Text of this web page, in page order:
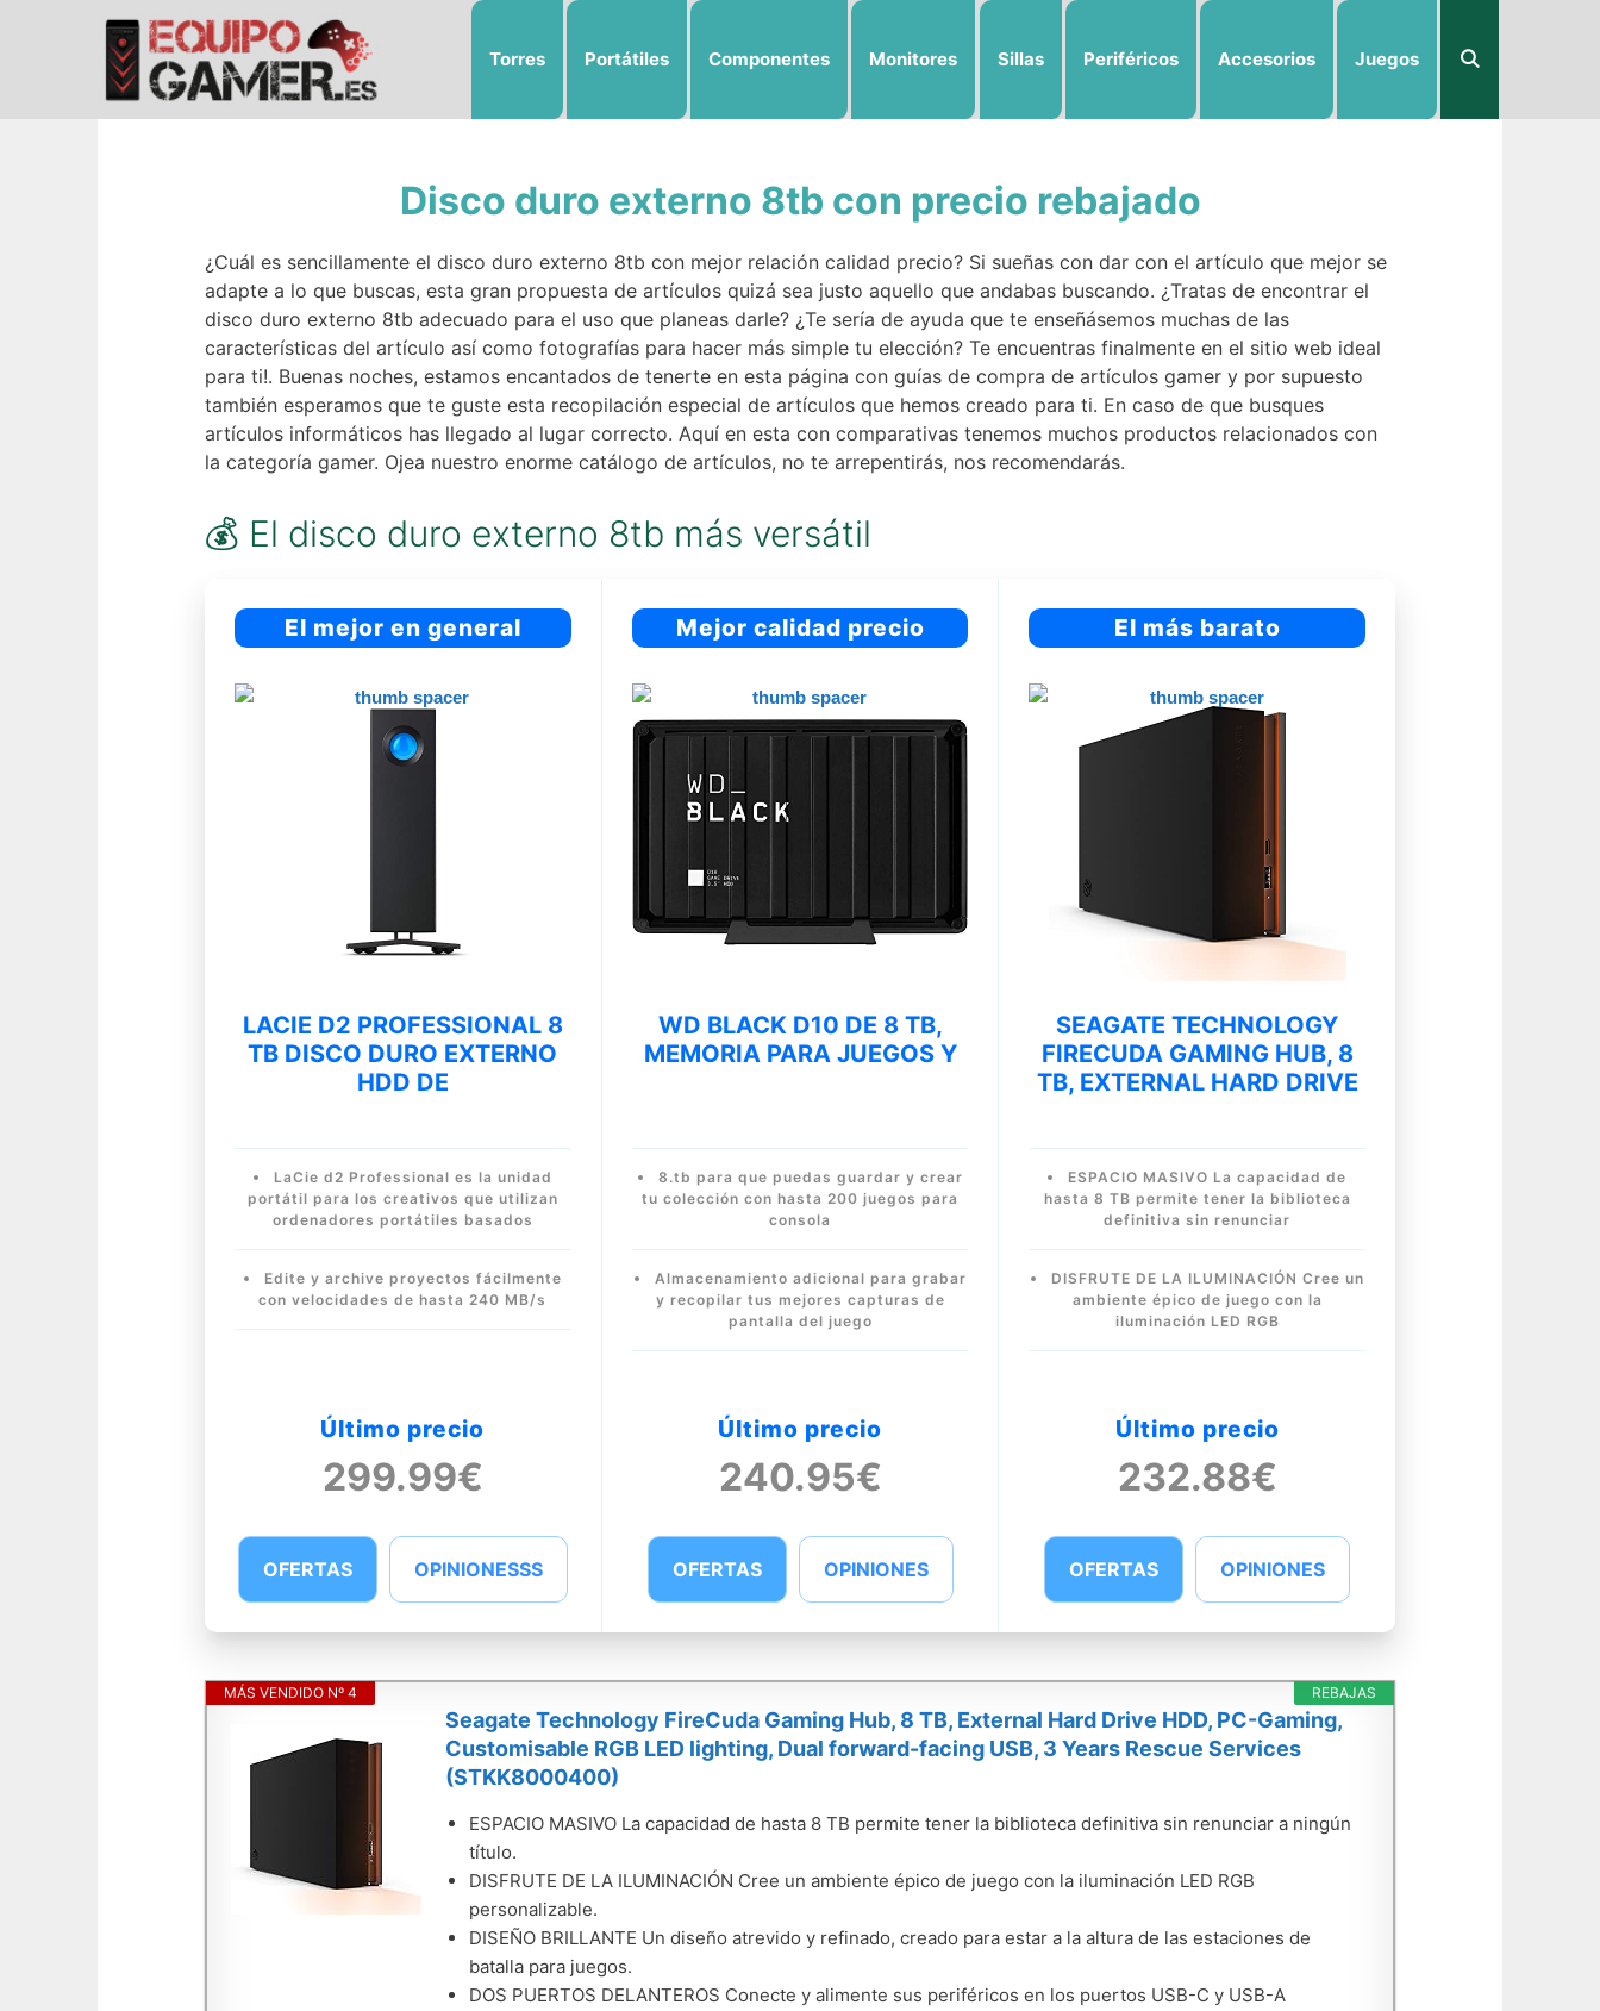
Torres Portátiles Componentes Monitores Sillas Periféricos Accesorios Juegos
Disco duro externo 8tb con precio rebajado
¿Cuál es sencillamente el disco duro externo 8tb con mejor relación calidad precio? Si sueñas con dar con el artículo que mejor se
adapte a lo que buscas, esta gran propuesta de artículos quizá sea justo aquello que andabas buscando. ¿Tratas de encontrar el
disco duro externo 8tb adecuado para el uso que planeas darle? ¿Te sería de ayuda que te enseñásemos muchas de las
características del artículo así como fotografías para hacer más simple tu elección? Te encuentras finalmente en el sitio web ideal
para ti!. Buenas noches, estamos encantados de tenerte en esta página con guías de compra de artículos gamer y por supuesto
también esperamos que te guste esta recopilación especial de artículos que hemos creado para ti. En caso de que busques
artículos informáticos has llegado al lugar correcto. Aquí en esta con comparativas tenemos muchos productos relacionados con
la categoría gamer. Ojea nuestro enorme catálogo de artículos, no te arrepentirás, nos recomendarás.
💰 El disco duro externo 8tb más versátil
El mejor en general
LACIE D2 PROFESSIONAL 8
TB DISCO DURO EXTERNO
HDD DE
LaCie d2 Professional es la unidad
portátil para los creativos que utilizan
ordenadores portátiles basados
Edite y archive proyectos fácilmente
con velocidades de hasta 240 MB/s
Último precio
299.99€
OFERTAS OPINIONESSS
Mejor calidad precio
WD BLACK D10 DE 8 TB,
MEMORIA PARA JUEGOS Y
8.tb para que puedas guardar y crear
tu colección con hasta 200 juegos para
consola
Almacenamiento adicional para grabar
y recopilar tus mejores capturas de
pantalla del juego
Último precio
240.95€
OFERTAS OPINIONES
El más barato
SEAGATE TECHNOLOGY
FIRECUDA GAMING HUB, 8
TB, EXTERNAL HARD DRIVE
ESPACIO MASIVO La capacidad de
hasta 8 TB permite tener la biblioteca
definitiva sin renunciar
DISFRUTE DE LA ILUMINACIÓN Cree un
ambiente épico de juego con la
iluminación LED RGB
Último precio
232.88€
OFERTAS OPINIONES
REBAJAS
MÁS VENDIDO Nº 4
Seagate Technology FireCuda Gaming Hub, 8 TB, External Hard Drive HDD, PC-Gaming,
Customisable RGB LED lighting, Dual forward-facing USB, 3 Years Rescue Services
(STKK8000400)
ESPACIO MASIVO La capacidad de hasta 8 TB permite tener la biblioteca definitiva sin renunciar a ningún
título.
DISFRUTE DE LA ILUMINACIÓN Cree un ambiente épico de juego con la iluminación LED RGB
personalizable.
DISEÑO BRILLANTE Un diseño atrevido y refinado, creado para estar a la altura de las estaciones de
batalla para juegos.
DOS PUERTOS DELANTEROS Conecte y alimente sus periféricos en los puertos USB-C y USB-A